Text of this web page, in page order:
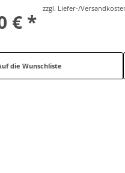
€ *
zzgl. Liefer-/
die Wunschliste